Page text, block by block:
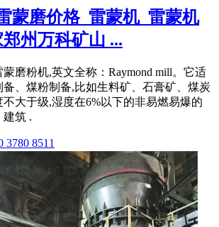
蒙磨价格_雷蒙机_雷蒙机
州万科矿山 ...
磨粉机,英文全称：Raymond mill。它适
备、煤粉制备,比如生料矿、石膏矿、煤炭
大于级,湿度在6%以下的非易燃易爆的
建筑 .
3780 8511